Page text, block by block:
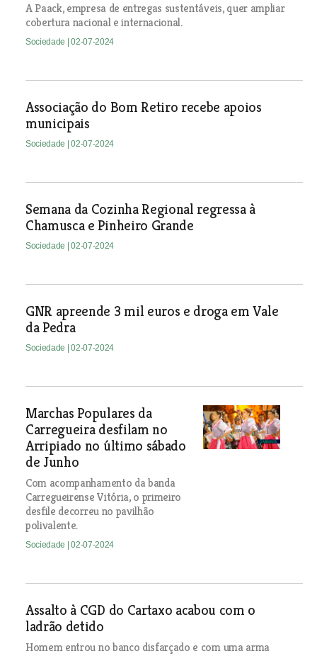
A Paack, empresa de entregas sustentáveis, quer ampliar
cobertura nacional e internacional.
Sociedade | 02-07-2024
Associação do Bom Retiro recebe apoios
municipais
Sociedade | 02-07-2024
Semana da Cozinha Regional regressa à
Chamusca e Pinheiro Grande
Sociedade | 02-07-2024
GNR apreende 3 mil euros e droga em Vale
da Pedra
Sociedade | 02-07-2024
Marchas Populares da
Carregueira desfilam no
Arripiado no último sábado
de Junho
Com acompanhamento da banda
Carregueirense Vitória, o primeiro
desfile decorreu no pavilhão
polivalente.
Sociedade | 02-07-2024
Assalto à CGD do Cartaxo acabou com o
ladrão detido
Homem entrou no banco disfarçado e com uma arma